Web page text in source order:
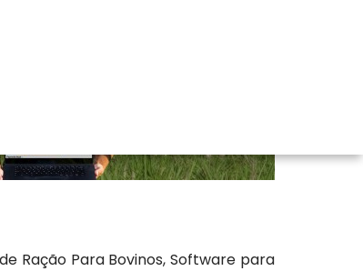
Ração Para Bovinos, Software para